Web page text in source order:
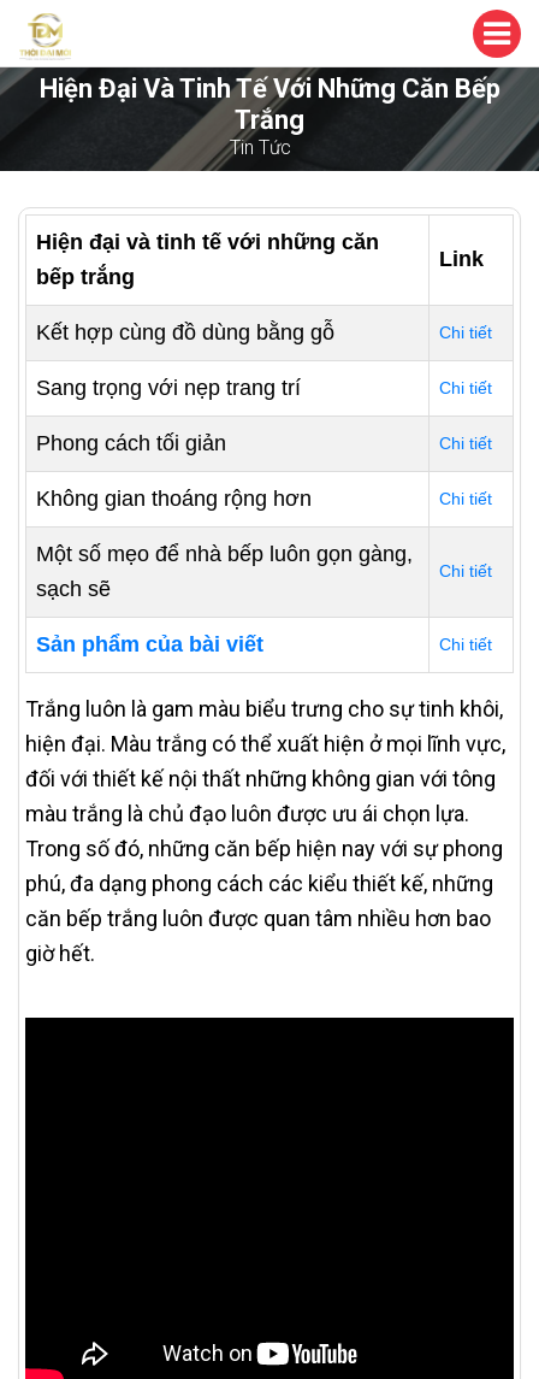
Hiện Đại Và Tinh Tế Với Những Căn Bếp
Trắng
Tin Tức
Hiện đại và tinh tế với những căn
bếp trắng
Link
Kết hợp cùng đồ dùng bằng gỗ Chi tiết
Sang trọng với nẹp trang trí Chi tiết
Phong cách tối giản Chi tiết
Không gian thoáng rộng hơn Chi tiết
Một số mẹo để nhà bếp luôn gọn gàng,
sạch sẽ
Chi tiết
Sản phẩm của bài viết Chi tiết
Trắng luôn là gam màu biểu trưng cho sự tinh khôi,
hiện đại. Màu trắng có thể xuất hiện ở mọi lĩnh vực,
đối với thiết kế nội thất những không gian với tông
màu trắng là chủ đạo luôn được ưu ái chọn lựa.
Trong số đó, những căn bếp hiện nay với sự phong
phú, đa dạng phong cách các kiểu thiết kế, những
căn bếp trắng luôn được quan tâm nhiều hơn bao
giờ hết.